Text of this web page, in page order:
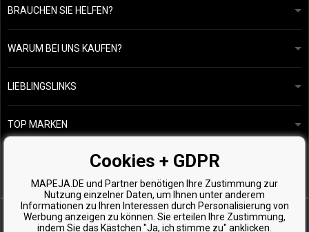
BRAUCHEN SIE HELFEN?
info@mapeja.de
Wir werden innerhalb von 24 Stunden antworten.
WARUM BEI UNS KAUFEN?
Allgemeine geschäftsbedingungen
Datenschutzerklärung
Übersicht über Zahlungen und Versand
Rückgabe von Waren
LIEBLINGSLINKS
Unsere Geschichte
Kostenlose Produktproben
TOP MARKEN
Kérastase
Wella Professionals
Zenz Organic
Cookies + GDPR
MAPEJA.DE und Partner benötigen Ihre Zustimmung zur
Nutzung einzelner Daten, um Ihnen unter anderem
Informationen zu Ihren Interessen durch Personalisierung von
Werbung anzeigen zu können. Sie erteilen Ihre Zustimmung,
indem Sie das Kästchen "Ja, ich stimme zu" anklicken.